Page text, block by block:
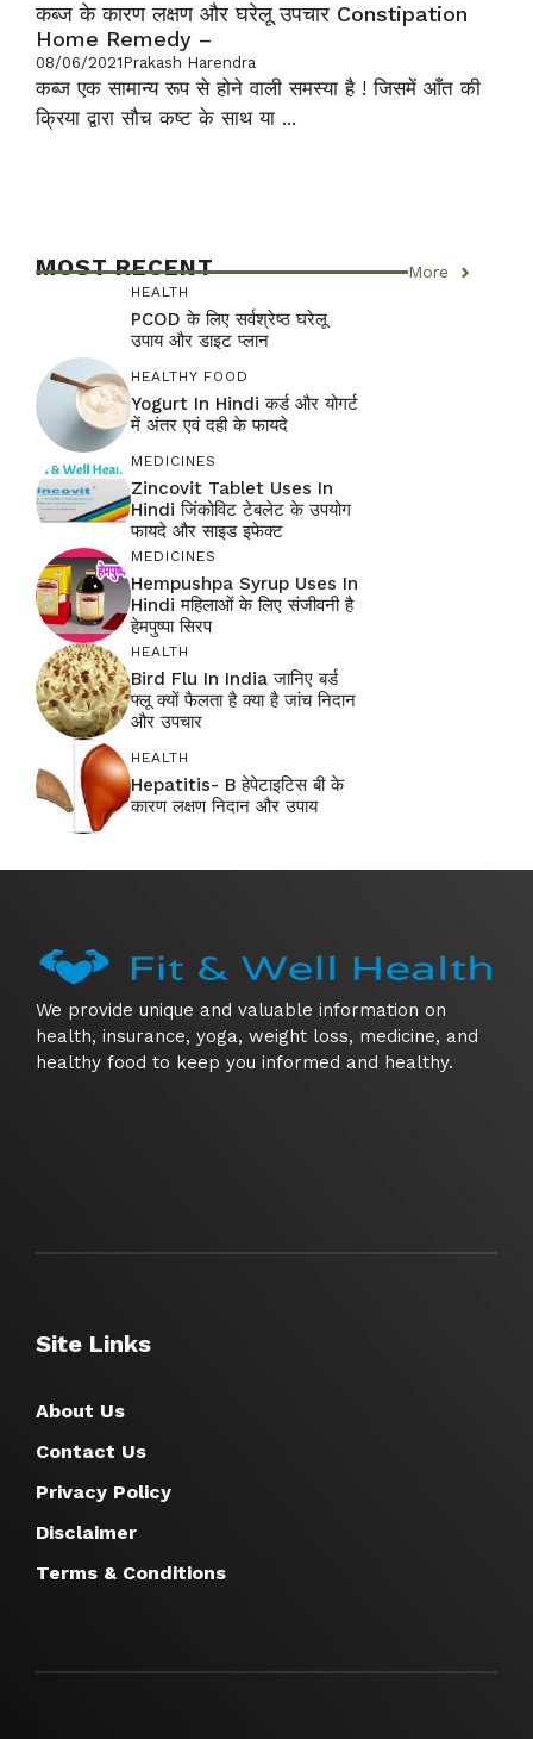
कब्ज के कारण लक्षण और घरेलू उपचार Constipation
Home Remedy –
08/06/2021Prakash Harendra
कब्ज एक सामान्य रूप से होने वाली समस्या है ! जिसमें आँत की
क्रिया द्वारा सौच कष्ट के साथ या ...
MOST RECENT More
HEALTH
PCOD के लिए सर्वश्रेष्ठ घरेलू
उपाय और डाइट प्लान
HEALTHY FOOD
Yogurt In Hindi कर्ड और योगर्ट
में अंतर एवं दही के फायदे
MEDICINES
Zincovit Tablet Uses In
Hindi जिंकोविट टेबलेट के उपयोग
फायदे और साइड इफेक्ट
MEDICINES
Hempushpa Syrup Uses In
Hindi महिलाओं के लिए संजीवनी है
हेमपुष्पा सिरप
HEALTH
Bird Flu In India जानिए बर्ड
फ्लू क्यों फैलता है क्या है जांच निदान
और उपचार
HEALTH
Hepatitis- B हेपेटाइटिस बी के
कारण लक्षण निदान और उपाय
We provide unique and valuable information on
health, insurance, yoga, weight loss, medicine, and
healthy food to keep you informed and healthy.
Site Links
About Us
Contact Us
Privacy Policy
Disclaimer
Terms & Conditions